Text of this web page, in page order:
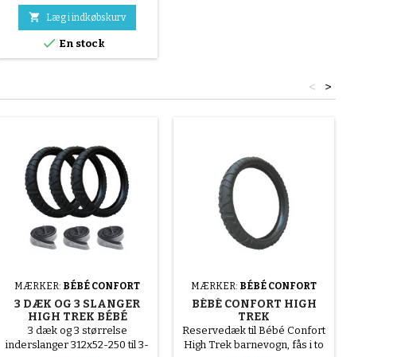
videoen nedenfor for at
undgå at bore inderrøret
under montering.
Monteringsvideo.
 Læg i indkøbskurv
 En stock
>
<
MÆRKER: BÉBÉ CONFORT
3 DÆK OG 3 SLANGER
HIGH TREK BÉBÉ
CONFORT
3 dæk og 3 størrelse
inderslanger 312x52-250 til 3-
MÆRKER: BÉBÉ CONFORT
BÉBÉ CONFORT HIGH
TREK
BARNEVOGNSDÆK -
312X52-250 ELLER
Reservedæk til Bébé Confort
High Trek barnevogn, fås i to